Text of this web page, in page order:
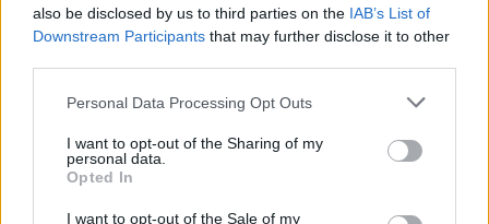
also be disclosed by us to third parties on the IAB’s List of
Downstream Participants that may further disclose it to other
Personal Data Processing Opt Outs
I want to opt-out of the Sharing of my
personal data.
Opted In
I want to opt-out of the Sale of my
Actus Info